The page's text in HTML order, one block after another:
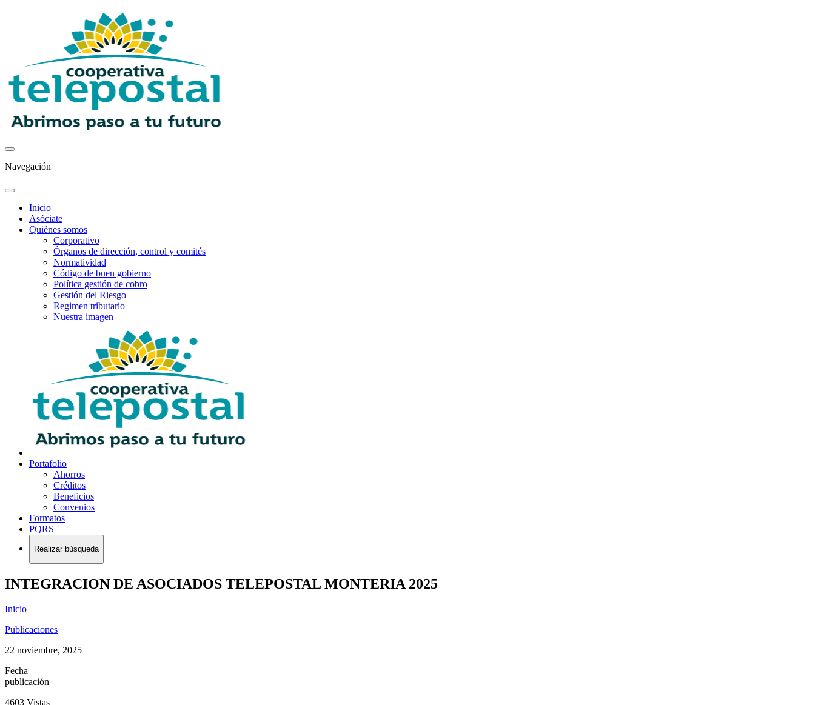
Navegación
Inicio
Asóciate
Quiénes somos
Corporativo
Órganos de dirección, control y comités
Normatividad
Código de buen gobierno
Política gestión de cobro
Gestión del Riesgo
Regimen tributario
Nuestra imagen
Portafolio
Ahorros
Créditos
Beneficios
Convenios
Formatos
PQRS
Realizar búsqueda
INTEGRACION DE ASOCIADOS TELEPOSTAL MONTERIA 2025
Inicio
Publicaciones
22 noviembre, 2025
Fecha
publicación
4603 Vistas